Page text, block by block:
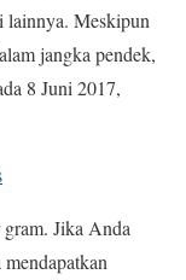
lainnya. Meskipun
jangka pendek,
8 Juni 2017,
Jika Anda